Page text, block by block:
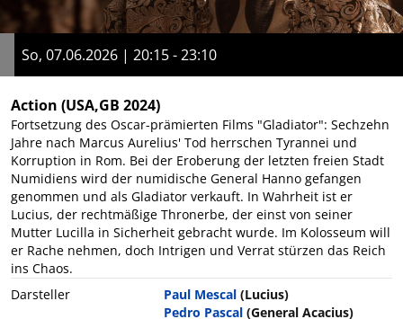
So, 07.06.2026 | 20:15 - 23:10
Action (USA,GB 2024)
Fortsetzung des Oscar-prämierten Films "Gladiator": Sechzehn
Jahre nach Marcus Aurelius' Tod herrschen Tyrannei und
Korruption in Rom. Bei der Eroberung der letzten freien Stadt
Numidiens wird der numidische General Hanno gefangen
genommen und als Gladiator verkauft. In Wahrheit ist er
Lucius, der rechtmäßige Thronerbe, der einst von seiner
Mutter Lucilla in Sicherheit gebracht wurde. Im Kolosseum will
er Rache nehmen, doch Intrigen und Verrat stürzen das Reich
ins Chaos.
Darsteller
Paul Mescal (Lucius)
Pedro Pascal (General Acacius)